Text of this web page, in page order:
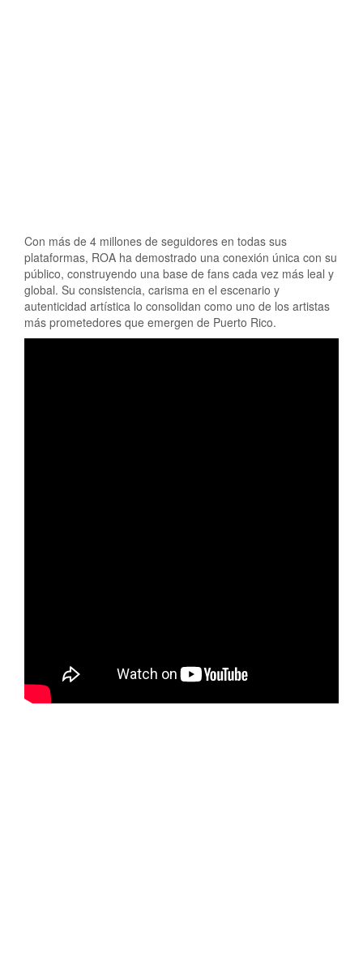
Con más de 4 millones de seguidores en todas sus
plataformas, ROA ha demostrado una conexión única con su
público, construyendo una base de fans cada vez más leal y
global. Su consistencia, carisma en el escenario y
autenticidad artística lo consolidan como uno de los artistas
más prometedores que emergen de Puerto Rico.